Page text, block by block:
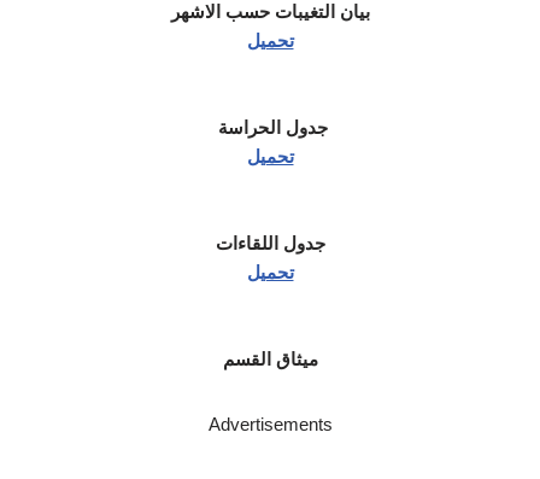
بيان التغيبات حسب الاشهر
تحميل
جدول الحراسة
تحميل
جدول اللقاءات
تحميل
ميثاق القسم
Advertisements